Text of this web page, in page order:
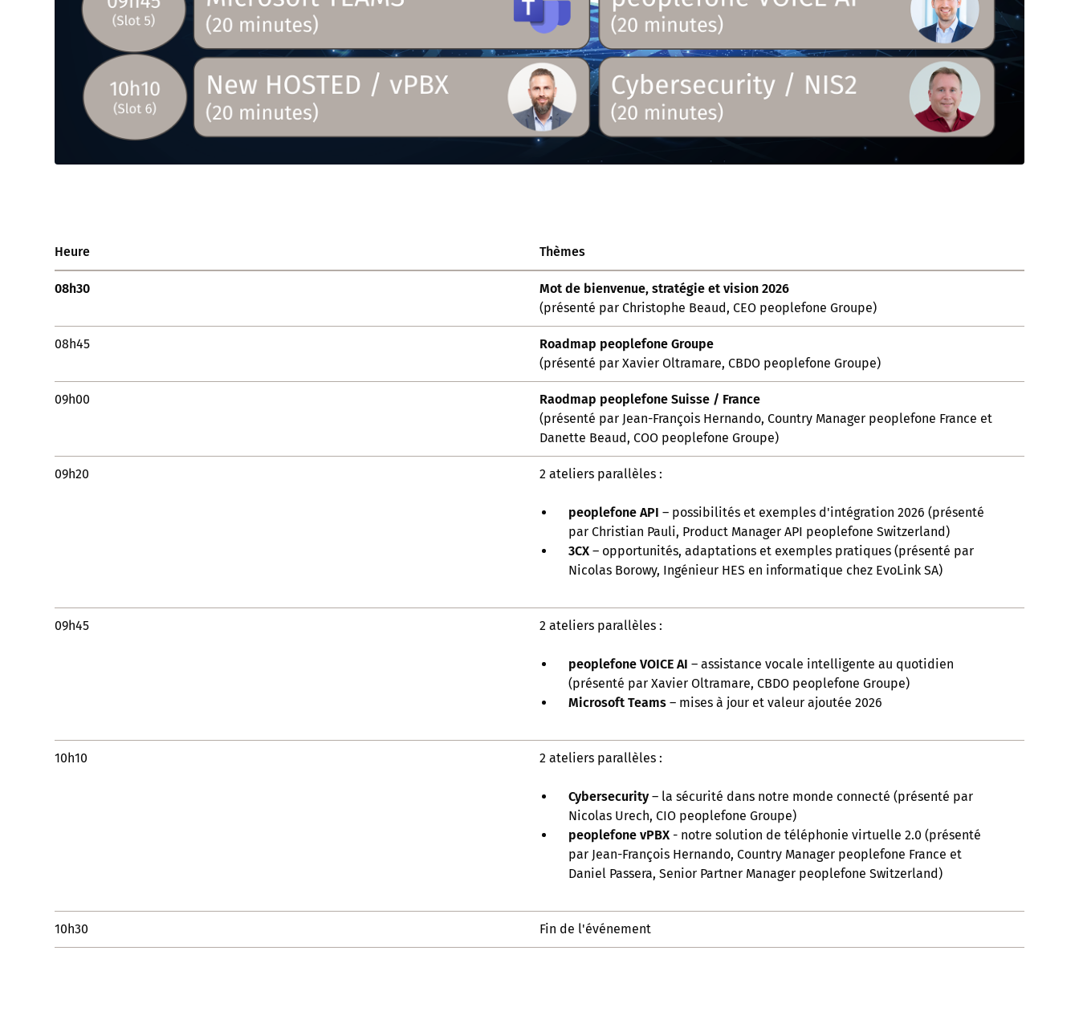
Heure Thèmes
08h30
Mot de bienvenue, stratégie et vision 2026
(présenté par Christophe Beaud, CEO peoplefone Groupe)
08h45
Roadmap peoplefone Groupe
(présenté par Xavier Oltramare, CBDO peoplefone Groupe)
09h00
Raodmap peoplefone Suisse / France
(présenté par Jean-François Hernando, Country Manager peoplefone France et
Danette Beaud, COO peoplefone Groupe)
09h20 2 ateliers parallèles :
peoplefone API – possibilités et exemples d'intégration 2026 (présenté
par Christian Pauli, Product Manager API peoplefone Switzerland)
3CX – opportunités, adaptations et exemples pratiques (présenté par
Nicolas Borowy, Ingénieur HES en informatique chez EvoLink SA)
09h45 2 ateliers parallèles :
peoplefone VOICE AI – assistance vocale intelligente au quotidien
(présenté par Xavier Oltramare, CBDO peoplefone Groupe)
Microsoft Teams – mises à jour et valeur ajoutée 2026
10h10 2 ateliers parallèles :
Cybersecurity – la sécurité dans notre monde connecté (présenté par
Nicolas Urech, CIO peoplefone Groupe)
peoplefone vPBX - notre solution de téléphonie virtuelle 2.0 (présenté
par Jean-François Hernando, Country Manager peoplefone France et
Daniel Passera, Senior Partner Manager peoplefone Switzerland)
10h30 Fin de l'événement